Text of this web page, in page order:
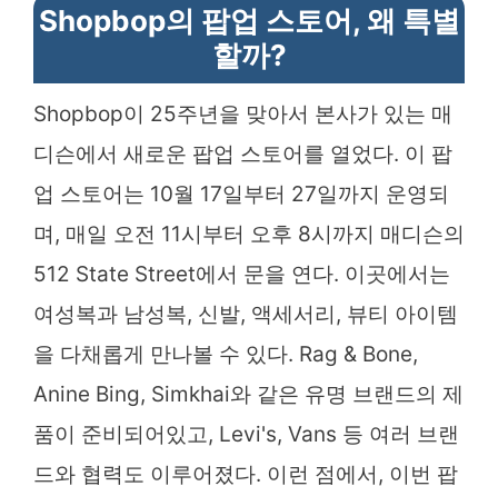
Shopbop의 팝업 스토어, 왜 특별
할까?
Shopbop이 25주년을 맞아서 본사가 있는 매
디슨에서 새로운 팝업 스토어를 열었다. 이 팝
업 스토어는 10월 17일부터 27일까지 운영되
며, 매일 오전 11시부터 오후 8시까지 매디슨의
512 State Street에서 문을 연다. 이곳에서는
여성복과 남성복, 신발, 액세서리, 뷰티 아이템
을 다채롭게 만나볼 수 있다. Rag & Bone,
Anine Bing, Simkhai와 같은 유명 브랜드의 제
품이 준비되어있고, Levi's, Vans 등 여러 브랜
드와 협력도 이루어졌다. 이런 점에서, 이번 팝